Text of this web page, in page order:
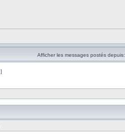
Afficher les messages postés depuis: